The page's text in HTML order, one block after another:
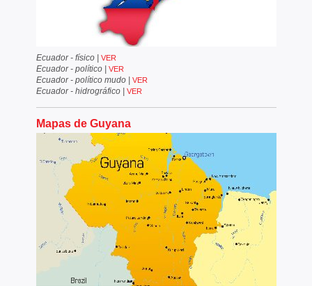
Ecuador - físico| VER
Ecuador - político| VER
Ecuador - político mudo| VER
Ecuador - hidrográfico| VER
Mapas de Guyana